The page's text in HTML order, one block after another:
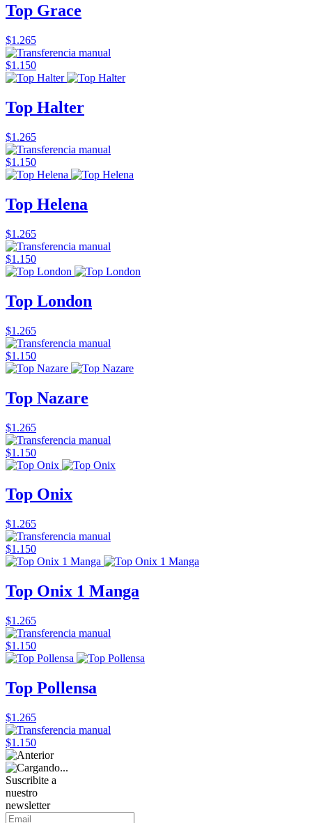
Top Grace
$1.265
$1.150
Top Halter
$1.265
$1.150
Top Helena
$1.265
$1.150
Top London
$1.265
$1.150
Top Nazare
$1.265
$1.150
Top Onix
$1.265
$1.150
Top Onix 1 Manga
$1.265
$1.150
Top Pollensa
$1.265
$1.150
Suscribite a
nuestro
newsletter